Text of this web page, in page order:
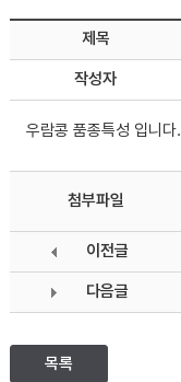
제목
작성자
우람콩 품종특성 입니다.
첨부파일
이전글
다음글
목록